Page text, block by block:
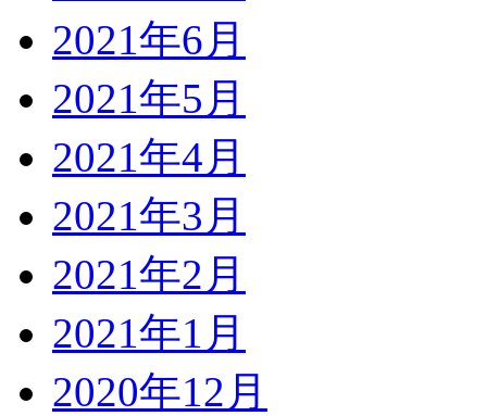
2021年6月
2021年5月
2021年4月
2021年3月
2021年2月
2021年1月
2020年12月